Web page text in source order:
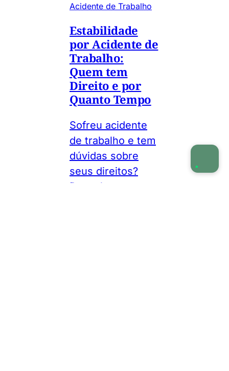
Acidente de Trabalho
Estabilidade
por Acidente de
Trabalho:
Quem tem
Direito e por
Quanto Tempo
Sofreu acidente
de trabalho e tem
dúvidas sobre
seus direitos?
Descubra quem